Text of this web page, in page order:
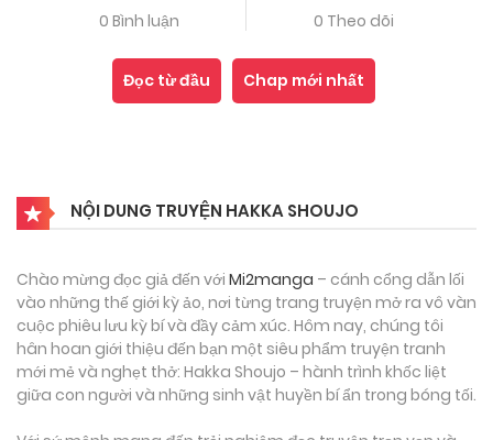
0 Bình luận 0 Theo dõi
Đọc từ đầu Chap mới nhất
NỘI DUNG TRUYỆN HAKKA SHOUJO
Chào mừng đọc giả đến với Mi2manga – cánh cổng dẫn lối
vào những thế giới kỳ ảo, nơi từng trang truyện mở ra vô vàn
cuộc phiêu lưu kỳ bí và đầy cảm xúc. Hôm nay, chúng tôi
hân hoan giới thiệu đến bạn một siêu phẩm truyện tranh
mới mẻ và nghẹt thở: Hakka Shoujo – hành trình khốc liệt
giữa con người và những sinh vật huyền bí ẩn trong bóng tối.